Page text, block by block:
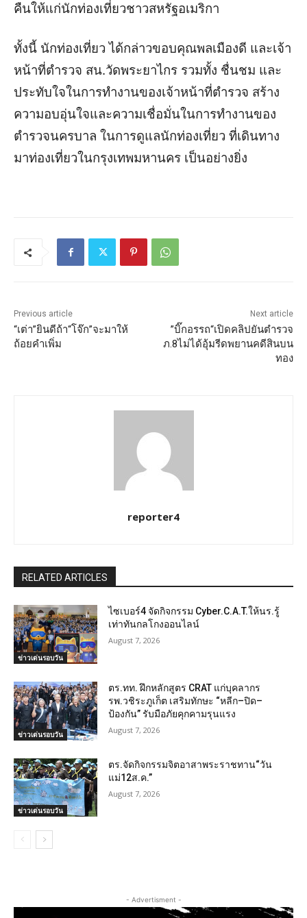
คืนให้แก่นักท่องเที่ยวชาวสหรัฐอเมริกา
ทั้งนี้ นักท่องเที่ยว ได้กล่าวขอบคุณพลเมืองดี และเจ้า
หน้าที่ตำรวจ สน.วัดพระยาไกร รวมทั้ง ชื่นชม และ
ประทับใจในการทำงานของเจ้าหน้าที่ตำรวจ สร้าง
ความอบอุ่นใจและความเชื่อมั่นในการทำงานของ
ตำรวจนครบาล ในการดูแลนักท่องเที่ยว ที่เดินทาง
มาท่องเที่ยวในกรุงเทพมหานคร เป็นอย่างยิ่ง
Previous article
“เต่า”ยินดีถ้า“โจ๊ก”จะมาให้
ถ้อยคำเพิ่ม
Next article
”บิ๊กอรรถ“เปิดคลิปยันตำรวจ
ภ.8ไม่ได้อุ้มรีดพยานคดีสินบน
ทอง
reporter4
RELATED ARTICLES
ข่าวเด่นรอบวัน
ไซเบอร์4 จัดกิจกรรม Cyber.C.A.T.ให้นร.รู้
เท่าทันกลโกงออนไลน์
August 7, 2026
ข่าวเด่นรอบวัน
ตร.ทท. ฝึกหลักสูตร CRAT แก่บุคลากร
รพ.วชิระภูเก็ต เสริมทักษะ “หลีก–ปิด–
ป้องกัน” รับมือภัยคุกคามรุนแรง
August 7, 2026
ข่าวเด่นรอบวัน
ตร.จัดกิจกรรมจิตอาสาพระราชทาน“วัน
แม่12ส.ค.”
August 7, 2026
- Advertisment -